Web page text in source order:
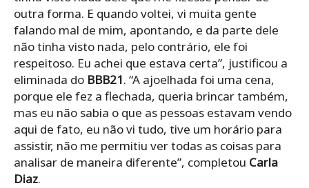
outra forma. E quando voltei, vi muita gente
falando mal de mim, apontando, e da parte dele
não tinha visto nada, pelo contrário, ele foi
respeitoso. Eu achei que estava certa”, justificou a
eliminada do BBB21. “A ajoelhada foi uma cena,
porque ele fez a flechada, queria brincar também,
mas eu não sabia o que as pessoas estavam vendo
aqui de fato, eu não vi tudo, tive um horário para
assistir, não me permitiu ver todas as coisas para
analisar de maneira diferente”, completou Carla
Diaz.